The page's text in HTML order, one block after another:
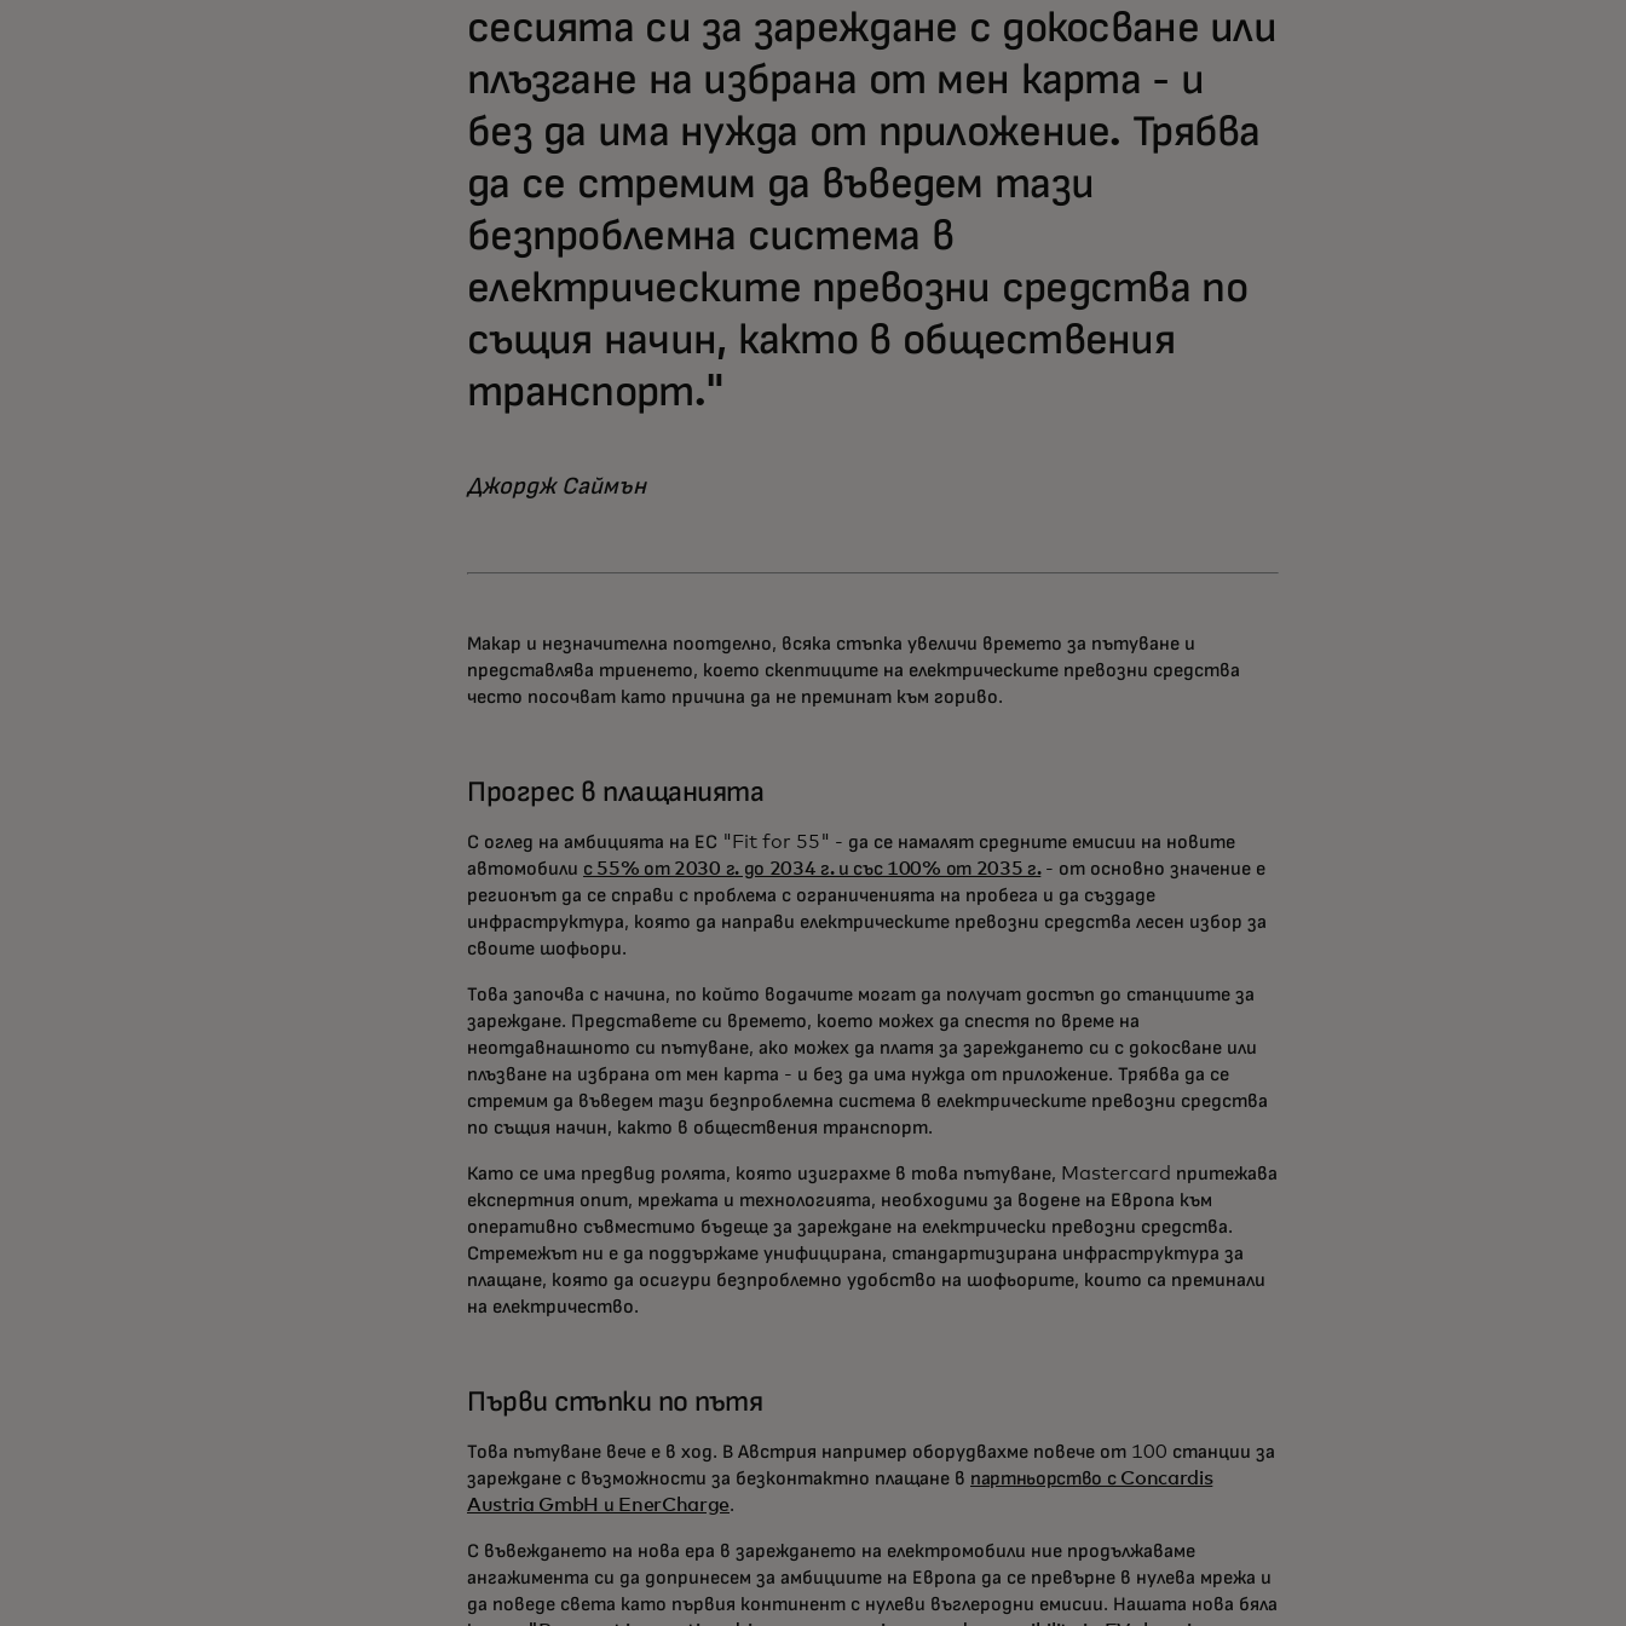
сесията си за зареждане с докосване или
плъзгане на избрана от мен карта - и
без да има нужда от приложение. Трябва
да се стремим да въведем тази
безпроблемна система в
електрическите превозни средства по
същия начин, както в обществения
транспорт."
Джордж Саймън
Макар и незначителна поотделно, всяка стъпка увеличи времето за пътуване и
представлява триенето, което скептиците на електрическите превозни средства
често посочват като причина да не преминат към гориво.
Прогрес в плащанията
С оглед на амбицията на ЕС "Fit for 55" - да се намалят средните емисии на новите
автомобили с 55% от 2030 г. до 2034 г. и със 100% от 2035 г.- от основно значение е
регионът да се справи с проблема с ограниченията на пробега и да създаде
инфраструктура, която да направи електрическите превозни средства лесен избор за
своите шофьори.
Това започва с начина, по който водачите могат да получат достъп до станциите за
зареждане. Представете си времето, което можех да спестя по време на
неотдавнашното си пътуване, ако можех да платя за зареждането си с докосване или
плъзване на избрана от мен карта - и без да има нужда от приложение. Трябва да се
стремим да въведем тази безпроблемна система в електрическите превозни средства
по същия начин, както в обществения транспорт.
Като се има предвид ролята, която изиграхме в това пътуване, Mastercard притежава
експертния опит, мрежата и технологията, необходими за водене на Европа към
оперативно съвместимо бъдеще за зареждане на електрически превозни средства.
Стремежът ни е да поддържаме унифицирана, стандартизирана инфраструктура за
плащане, която да осигури безпроблемно удобство на шофьорите, които са преминали
на електричество.
Първи стъпки по пътя
Това пътуване вече е в ход. В Австрия например оборудвахме повече от 100 станции за
зареждане с възможности за безконтактно плащане в партньорство с Concardis
Austria GmbH и EnerCharge.
С въвеждането на нова ера в зареждането на електромобили ние продължаваме
ангажимента си да допринесем за амбициите на Европа да се превърне в нулева мрежа и
да поведе света като първия континент с нулеви въглеродни емисии. Нашата нова бяла